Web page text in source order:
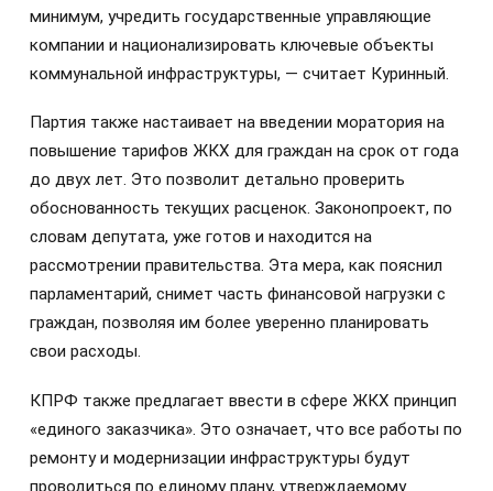
минимум, учредить государственные управляющие
компании и национализировать ключевые объекты
коммунальной инфраструктуры, — считает Куринный.
Партия также настаивает на введении моратория на
повышение тарифов ЖКХ для граждан на срок от года
до двух лет. Это позволит детально проверить
обоснованность текущих расценок. Законопроект, по
словам депутата, уже готов и находится на
рассмотрении правительства. Эта мера, как пояснил
парламентарий, снимет часть финансовой нагрузки с
граждан, позволяя им более уверенно планировать
свои расходы.
КПРФ также предлагает ввести в сфере ЖКХ принцип
«единого заказчика». Это означает, что все работы по
ремонту и модернизации инфраструктуры будут
проводиться по единому плану, утверждаемому